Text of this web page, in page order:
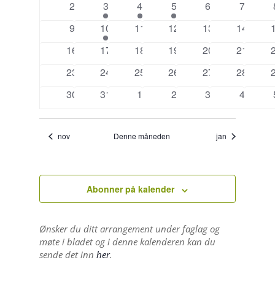
0
arrangementer
2
1
arrangement
3
2
arrangementer
4
2
arrangementer
5
0
6
0
7
0
arrangementer
9
1
arrangement
10
0
11
0
12
0
13
0
14
0
0
16
0
17
0
18
0
19
0
20
0
21
0
0
23
0
24
0
25
0
26
0
27
0
28
0
0
30
0
31
0
1
0
2
0
3
0
4
nov Denne måneden jan
Abonner på kalender
Ønsker du ditt arrangement under faglag og
møte i bladet og i denne kalenderen kan du
sende det innher.